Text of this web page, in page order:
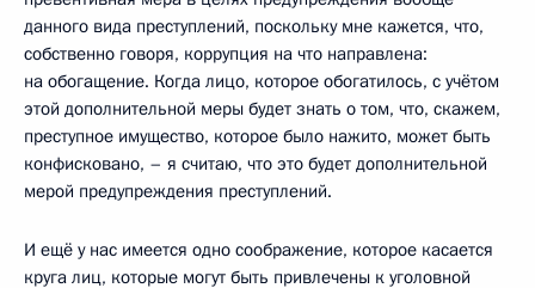
данного вида преступлений, поскольку мне кажется, что,
собственно говоря, коррупция на что направлена:
на обогащение. Когда лицо, которое обогатилось, с учётом
этой дополнительной меры будет знать о том, что, скажем,
преступное имущество, которое было нажито, может быть
конфисковано, – я считаю, что это будет дополнительной
мерой предупреждения преступлений.
И ещё у нас имеется одно соображение, которое касается
круга лиц, которые могут быть привлечены к уголовной